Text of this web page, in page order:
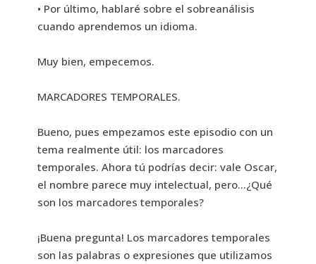
• Por último, hablaré sobre el sobreanálisis
cuando aprendemos un idioma.
Muy bien, empecemos.
MARCADORES TEMPORALES.
Bueno, pues empezamos este episodio con un
tema realmente útil: los marcadores
temporales. Ahora tú podrías decir: vale Oscar,
el nombre parece muy intelectual, pero…¿Qué
son los marcadores temporales?
¡Buena pregunta! Los marcadores temporales
son las palabras o expresiones que utilizamos